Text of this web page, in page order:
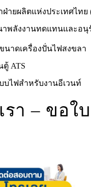
ฝ่ายผลิตแห่งประเทศไทย
พลังงานทดแทนและอนุ
าดเครื่องปั่นไฟสงขลา
ATS
บไฟสำหรับงานอีเวนท์
า – ขอใ